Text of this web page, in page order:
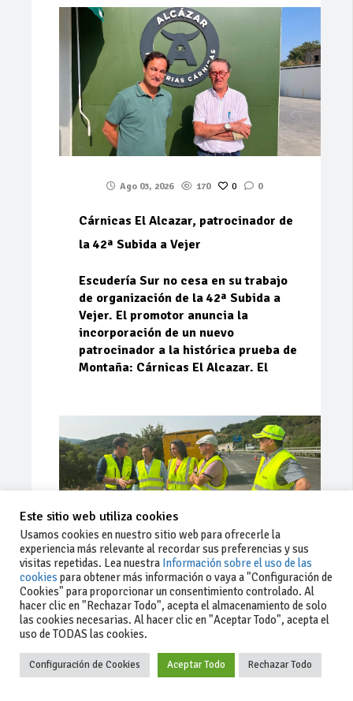
Ago 03, 2026 170 0 0
Cárnicas El Alcazar, patrocinador de
la 42ª Subida a Vejer
Escudería Sur no cesa en su trabajo
de organización de la 42ª Subida a
Vejer. El promotor anuncia la
incorporación de un nuevo
patrocinador a la histórica prueba de
Montaña: Cárnicas El Alcazar. El
Ago 03, 2026 93 0 0
La Junta implementa mejoras en la
A381 por Los Barrios
Este sitio web utiliza cookies
Usamos cookies en nuestro sitio web para ofrecerle la
experiencia más relevante al recordar sus preferencias y sus
visitas repetidas. Lea nuestra Información sobre el uso de las
cookies para obtener más información o vaya a "Configuración de
Cookies" para proporcionar un consentimiento controlado. Al
hacer clic en "Rechazar Todo", acepta el almacenamiento de solo
las cookies necesarias. Al hacer clic en "Aceptar Todo", acepta el
uso de TODAS las cookies.
Configuración de Cookies Aceptar Todo Rechazar Todo